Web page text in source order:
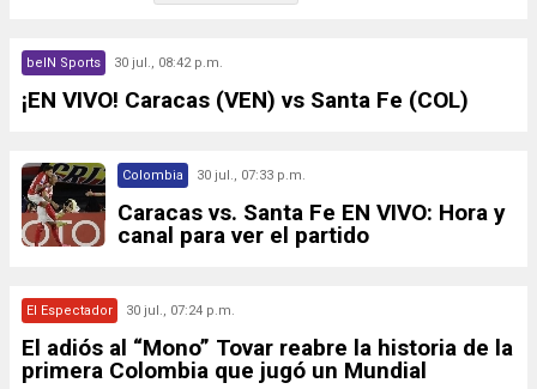
beIN Sports 30 jul., 08:42 p.m.
¡EN VIVO! Caracas (VEN) vs Santa Fe (COL)
Colombia 30 jul., 07:33 p.m.
Caracas vs. Santa Fe EN VIVO: Hora y
canal para ver el partido
El Espectador 30 jul., 07:24 p.m.
El adiós al “Mono” Tovar reabre la historia de la
primera Colombia que jugó un Mundial